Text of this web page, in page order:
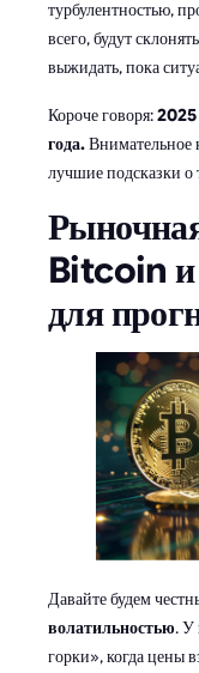
турбулентностью,
всего, будут
выжидать, пока
Короче говоря:2025
года.Внимательное
лучшие подсказки о
Bitcoin и
для
Давайте будем
волатильностью. У
горки», когда цены